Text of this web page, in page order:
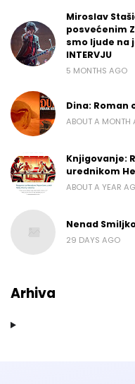
Miroslav
posvećenim
smo ljude na
INTERVJU
5 MONTHS AGO
Dina: Roman
ABOUT A MONTH
Knjigovanje:
urednikom
ABOUT A YEAR
Nenad
29 DAYS AGO
Arhiva